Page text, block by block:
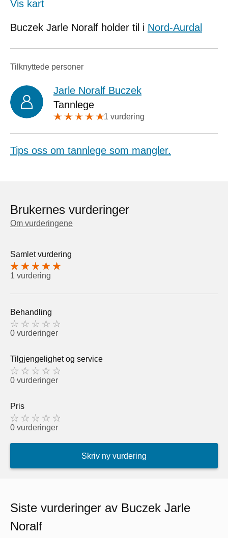
Vis kart
Buczek Jarle Noralf holder til i Nord-Aurdal
Tilknyttede personer
Jarle Noralf Buczek
Tannlege
1 vurdering
Tips oss om tannlege som mangler.
Brukernes vurderinger
Om vurderingene
Samlet vurdering
1 vurdering
Behandling
0 vurderinger
Tilgjengelighet og service
0 vurderinger
Pris
0 vurderinger
Skriv ny vurdering
Siste vurderinger av Buczek Jarle
Noralf